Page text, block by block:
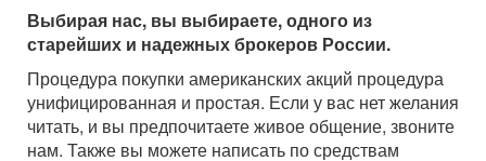
Выбирая нас, вы выбираете, одного из
старейших и надежных брокеров России.
Процедура покупки американских акций процедура
унифицированная и простая. Если у вас нет желания
читать, и вы предпочитаете живое общение, звоните
нам. Также вы можете написать по средствам